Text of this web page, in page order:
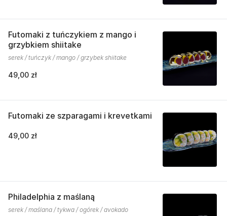
Futomaki z tuńczykiem z mango i
grzybkiem shiitake
serek / tuńczyk / mango / grzybek shiitake
49,00 zł
Futomaki ze szparagami i krevetkami
49,00 zł
Philadelphia z maślaną
serek / maślana / tykwa / ogórek / avokado